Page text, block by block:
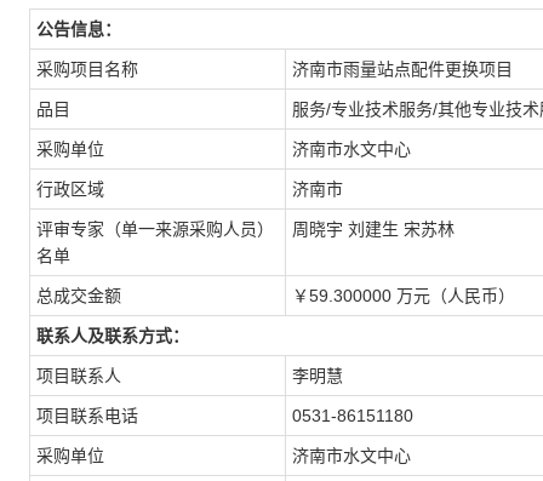
公告信息：
采购项目名称 济南市雨量站点配件更换项目
品目 服务/专业技术服务/其他专业技术
采购单位 济南市水文中心
行政区域 济南市
评审专家（单一来源采购人员）
名单
周晓宇 刘建生 宋苏林
总成交金额 ￥59.300000 万元（人民币）
联系人及联系方式：
项目联系人 李明慧
项目联系电话 0531-86151180
采购单位 济南市水文中心